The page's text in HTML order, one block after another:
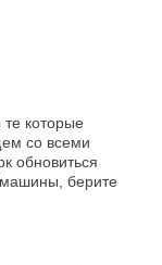
те которые
со всеми
обновиться
машины, берите